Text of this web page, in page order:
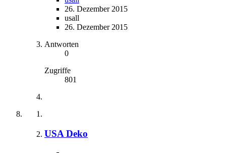
26. Dezember 2015
usall
26. Dezember 2015
Antworten
0
Zugriffe
801
USA Deko